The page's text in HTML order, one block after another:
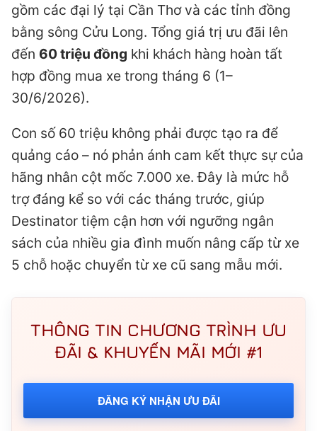
gồm các đại lý tại Cần Thơ và các tỉnh đồng
bằng sông Cửu Long. Tổng giá trị ưu đãi lên
đến 60 triệu đồng khi khách hàng hoàn tất
hợp đồng mua xe trong tháng 6 (1–
30/6/2026).
Con số 60 triệu không phải được tạo ra để
quảng cáo – nó phản ánh cam kết thực sự của
hãng nhân cột mốc 7.000 xe. Đây là mức hỗ
trợ đáng kể so với các tháng trước, giúp
Destinator tiệm cận hơn với ngưỡng ngân
sách của nhiều gia đình muốn nâng cấp từ xe
5 chỗ hoặc chuyển từ xe cũ sang mẫu mới.
THÔNG TIN CHƯƠNG TRÌNH ƯU
ĐÃI & KHUYẾN MÃI MỚI #1
ĐĂNG KÝ NHẬN ƯU ĐÃI